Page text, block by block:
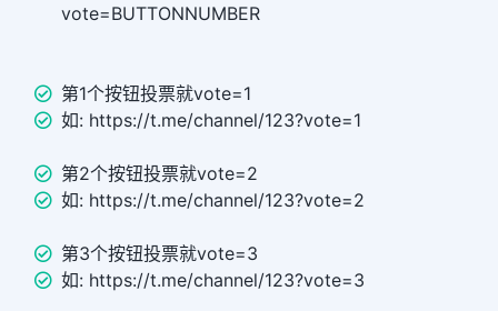
vote=BUTTONNUMBER
第1个按钮投票就vote=1
如: https://t.me/channel/123?vote=1
第2个按钮投票就vote=2
如: https://t.me/channel/123?vote=2
第3个按钮投票就vote=3
如: https://t.me/channel/123?vote=3